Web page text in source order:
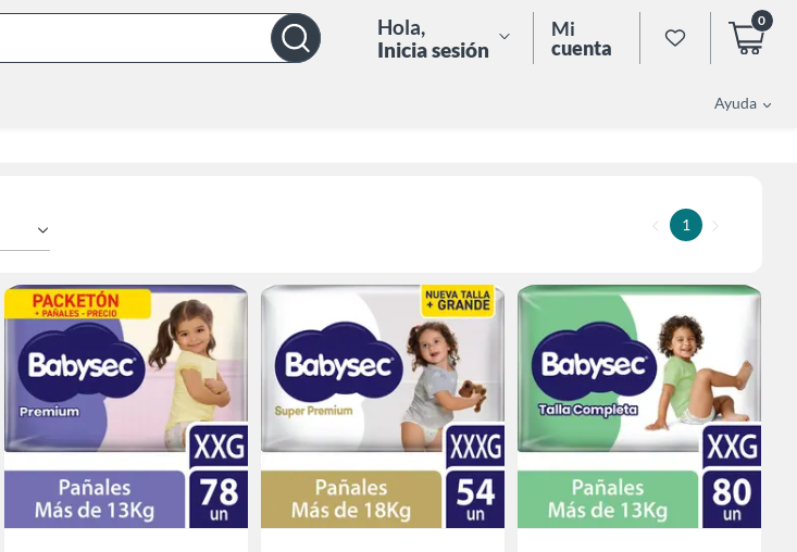
Bar
Hola,
Inicia sesión
Mi
cuenta
0
Ayuda
1